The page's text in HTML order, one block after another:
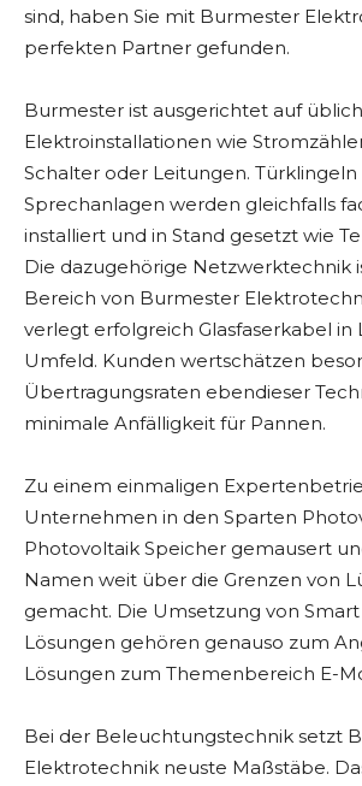
sind, haben Sie mit Burmester
perfekten Partner gefunden.
Burmester ist ausgerichtet auf
Elektroinstallationen wie
Schalter oder Leitungen. Türklingeln
Sprechanlagen werden gleichfalls
installiert und in Stand gesetzt wie
Die dazugehörige Netzwerktechnik
Bereich von Burmester
verlegt erfolgreich Glasfaserkabel in
Umfeld. Kunden wertschätzen
Übertragungsraten ebendieser
minimale Anfälligkeit für Pannen.
Zu einem einmaligen
Unternehmen in den Sparten
Photovoltaik Speicher gemausert
Namen weit über die Grenzen von
gemacht. Die Umsetzung von
Lösungen gehören genauso zum
Lösungen zum Themenbereich E-
Bei der Beleuchtungstechnik setzt
Elektrotechnik neuste Maßstäbe.